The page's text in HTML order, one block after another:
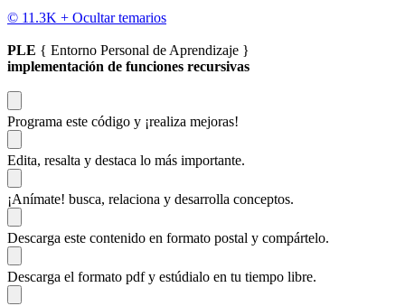
© 11.3K + Ocultar temarios
PLE { Entorno Personal de Aprendizaje }
implementación de funciones recursivas
Programa este código y ¡realiza mejoras!
Edita, resalta y destaca lo más importante.
¡Anímate! busca, relaciona y desarrolla conceptos.
Descarga este contenido en formato postal y compártelo.
Descarga el formato pdf y estúdialo en tu tiempo libre.